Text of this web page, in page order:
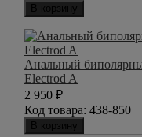
В корзину
Анальный
Electrod A
2 950 ₽
Код товара: 438-850
В корзину